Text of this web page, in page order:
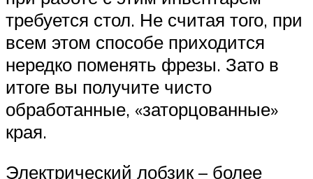
требуется стол. Не считая того, при
всем этом способе приходится
нередко поменять фрезы. Зато в
итоге вы получите чисто
обработанные, «заторцованные»
края.
Электрический лобзик – более